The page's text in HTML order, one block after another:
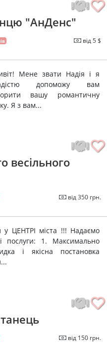
"АнДенс"
від 5 $
Мене звати Надія і я
допоможу вам
вашу романтичну
Я з вам...
весільного
від 350 грн.
у ЦЕНТРІ міста !!! Надаємо
послуги: 1. Максимально
і якісна постановка
від 150 грн.